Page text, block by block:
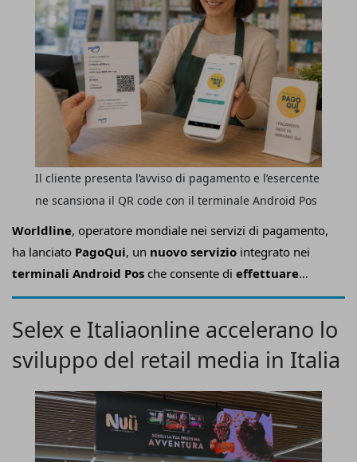
Worldline, operatore mondiale nei servizi di pagamento,
ha lanciato PagoQui, un nuovo servizio integrato nei
terminali Android Pos che consente di effettuare
pagamenti pagoPA direttamente presso gli esercizi
Il cliente presenta l’avviso di pagamento e l’esercente
ne scansiona il QR code con il terminale Android Pos
Selex e Italiaonline accelerano lo
sviluppo del retail media in Italia